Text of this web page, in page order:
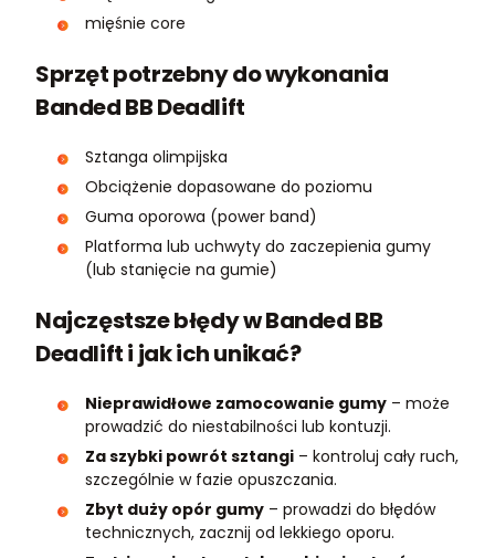
mięśnie core
Sprzęt potrzebny do wykonania
Banded BB Deadlift
Sztanga olimpijska
Obciążenie dopasowane do poziomu
Guma oporowa (power band)
Platforma lub uchwyty do zaczepienia gumy
(lub stanięcie na gumie)
Najczęstsze błędy w Banded BB
Deadlift i jak ich unikać?
Nieprawidłowe zamocowanie gumy – może
prowadzić do niestabilności lub kontuzji.
Za szybki powrót sztangi – kontroluj cały ruch,
szczególnie w fazie opuszczania.
Zbyt duży opór gumy – prowadzi do błędów
technicznych, zacznij od lekkiego oporu.